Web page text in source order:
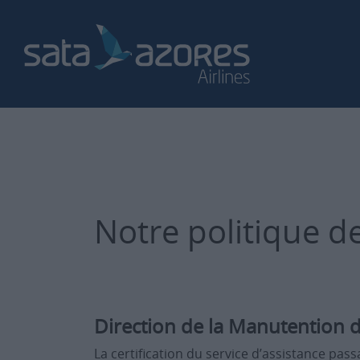
Notre politique
Direction de la Manutention
La certification du service d’assistance